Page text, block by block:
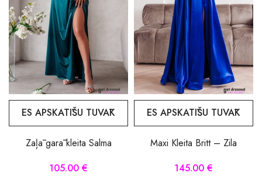
ES APSKATĪŠU TUVĀK
Zaļā garā kleita Salma
105.00 €
ES APSKATĪŠU TUVĀK
Maxi Kleita Britt – Zila
145.00 €